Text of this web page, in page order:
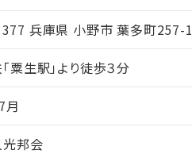
兵庫県 小野市 葉多町257-1
粟生駅」より徒歩３分
月
邦会